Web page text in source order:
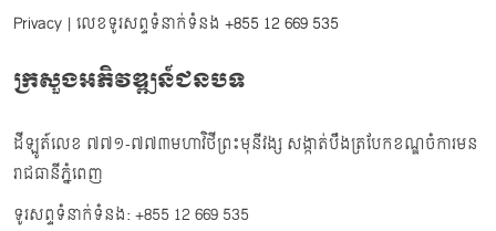
Privacy | លេខទូរសព្ទទំនាក់ទំនង +855 12 669 535
ក្រសួងអភិវឌ្ឍន៍ជនបទ
ដីឡូត៍លេខ ៧៧១-៧៧៣មហាវិថីព្រះមុនីវង្ស សង្កាត់បឹងត្របែកខណ្ឌចំការមន
រាជធានីភ្នំពេញ
ទូរសព្ទទំនាក់ទំនង: +855 12 669 535